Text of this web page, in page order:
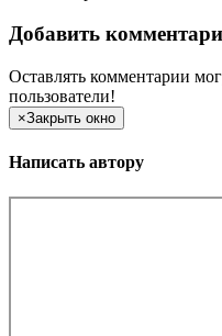
Добавить
Оставлять комментарии
пользователи!
×Закрыть окно
Написать автору